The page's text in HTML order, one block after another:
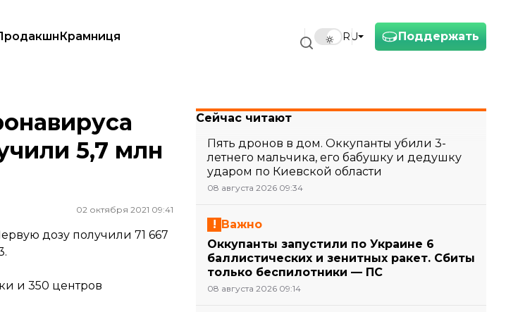
Поддержать
RU
Крамниця
5,7 млн
02 октября 2021 09:41
дозу получили 71 667
и 350 центров
Сейчас читают
Пять дронов в дом. Оккупанты убили 3-
летнего мальчика, его бабушку и дедушку
ударом по Киевской области
08 августа 2026 09:34
Важно
Оккупанты запустили по Украине 6
баллистических и зенитных ракет. Сбиты
только беспилотники — ПС
08 августа 2026 09:14